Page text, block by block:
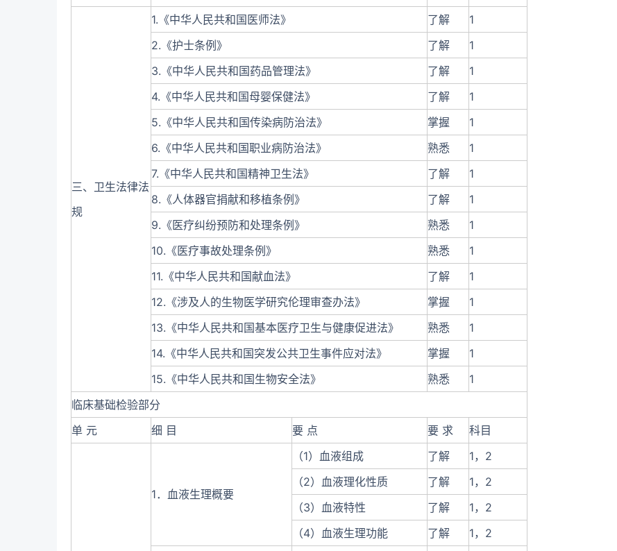
三、卫生法律法
规
1.《中华人民共和国医师法》 了解
1
2.《护士条例》
了解
1
3.《中华人民共和国药品管理法》
了解
1
4.《中华人民共和国母婴保健法》
了解
1
5.《中华人民共和国传染病防治法》
掌握
1
6.《中华人民共和国职业病防治法》
熟悉
1
7.《中华人民共和国精神卫生法》
了解
1
8.《人体器官捐献和移植条例》
了解
1
9.《医疗纠纷预防和处理条例》
熟悉
1
10.《医疗事故处理条例》
熟悉
1
11.《中华人民共和国献血法》
了解
1
12.《涉及人的生物医学研究伦理审查办法》
掌握
1
13.《中华人民共和国基本医疗卫生与健康促进法》
熟悉
1
14.《中华人民共和国突发公共卫生事件应对法》
掌握
1
15.《中华人民共和国生物安全法》
熟悉
1
临床基础检验部分
单 元
细 目 要 点 要 求 科目
1．血液生理概要
（1）血液组成 了解
1，2
（2）血液理化性质
了解
1，2
（3）血液特性
了解
1，2
（4）血液生理功能
了解 1，2